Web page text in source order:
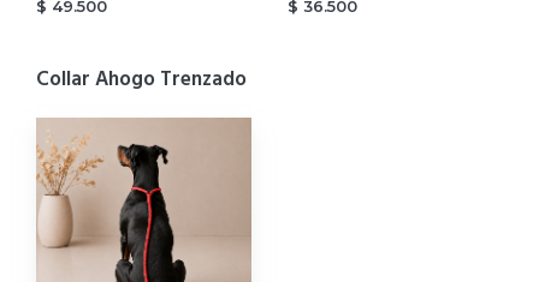
$ 49.500 $ 36.500
Collar Ahogo Trenzado